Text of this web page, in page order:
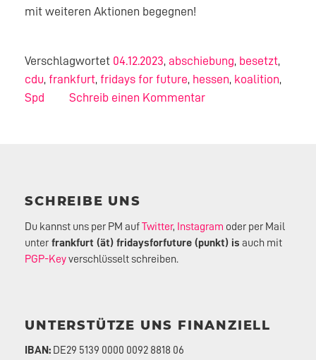
mit weiteren Aktionen begegnen!
Verschlagwortet 04.12.2023,abschiebung, besetzt,
cdu, frankfurt, fridays for future, hessen, koalition,
Spd
Schreib einen Kommentar
SCHREIBE UNS
Du kannst uns per PM aufTwitter, Instagram oder per Mail
unter frankfurt (ät) fridaysforfuture (punkt) is auch mit
PGP-Keyverschlüsselt schreiben.
UNTERSTÜTZE UNS FINANZIELL
IBAN: DE29 5139 0000 0092 8818 06